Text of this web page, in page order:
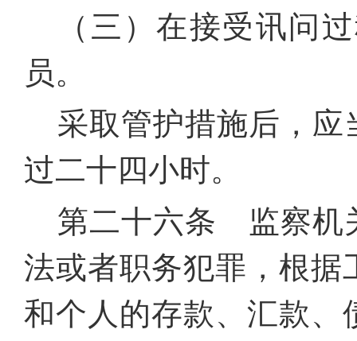
（三）在接受讯问
员。
采取管护措施后，
过二十四小时。
第二十六条 监察机
法或者职务犯罪，根据
和个人的存款、汇款、